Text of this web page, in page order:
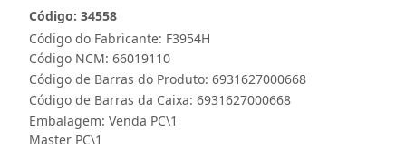
Código do Fabricante: F3954H
Código: 34558
Código NCM: 66019110
Código de Barras do Produto: 6931627000668
Código de Barras da Caixa: 6931627000668
Embalagem: Venda PC\1
Master PC\1